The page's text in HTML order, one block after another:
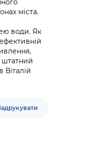
міста.
води. Як
штатний